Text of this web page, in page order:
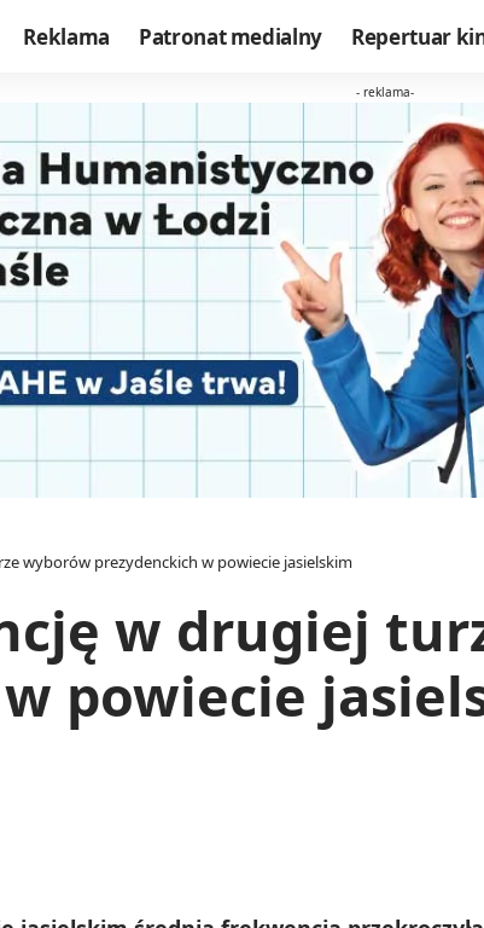
Reklama Patronat medialny Repertuar
- reklama-
wyborów prezydenckich w powiecie jasielskim
w drugiej
powiecie